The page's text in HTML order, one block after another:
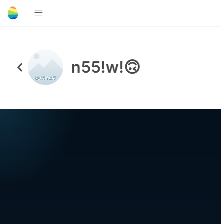
n55!w!🙃